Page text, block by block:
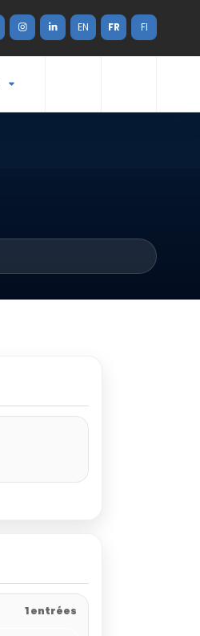
EN FR FI
1 entrées